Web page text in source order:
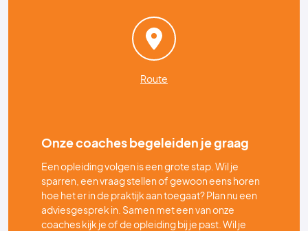
Route
Onze coaches begeleiden je graag
Een opleiding volgen is een grote stap. Wil je
sparren, een vraag stellen of gewoon eens horen
hoe het er in de praktijk aan toegaat? Plan nu een
adviesgesprek in. Samen met een van onze
coaches kijk je of de opleiding bij je past. Wil je